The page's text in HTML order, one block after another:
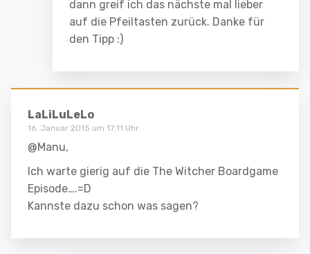
dann greif ich das nächste mal lieber
auf die Pfeiltasten zurück. Danke für
den Tipp :)
LaLiLuLeLo
16. Januar 2015 um 17:11 Uhr
@Manu,
Ich warte gierig auf die The Witcher Boardgame
Episode….=D
Kannste dazu schon was sagen?